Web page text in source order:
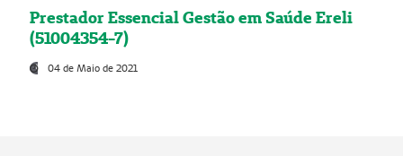
Prestador Essencial Gestão em Saúde Ereli
(51004354-7)
04 de Maio de 2021